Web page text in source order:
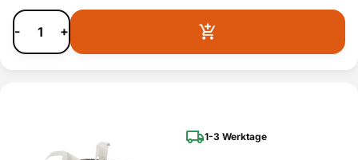
- +
1-3 Werktage